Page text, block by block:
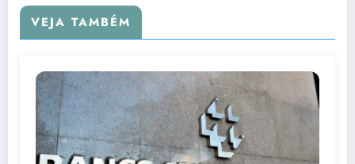
VEJA TAMBÉM